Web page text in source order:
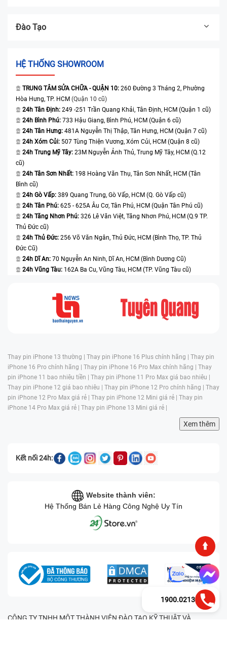
Đào Tạo
HỆ THỐNG SHOWROOM
TRUNG TÂM SỬA CHỮA - QUẬN 10: 260 Đường 3 Tháng 2, Phường
Hòa Hưng, TP. HCM (Quận 10 cũ)
24h Tân Định: 249 -251 Trần Quang Khải, Tân Định, HCM (Quận 1 cũ)
24h Bình Phú: 733 Hậu Giang, Bình Phú, HCM (Quận 6 cũ)
24h Tân Hưng: 481A Nguyễn Thị Thập, Tân Hưng, HCM (Quận 7 cũ)
24h Xóm Củi: 507 Tùng Thiện Vương, Xóm Củi, HCM (Quận 8 cũ)
24h Trung Mỹ Tây: 23M Nguyễn Ảnh Thủ, Trung Mỹ Tây, HCM (Q.12
cũ)
24h Tân Sơn Nhất: 198 Hoàng Văn Thụ, Tân Sơn Nhất, HCM (Tân
Bình cũ)
24h Gò Vấp: 389 Quang Trung, Gò Vấp, HCM (Q. Gò Vấp cũ)
24h Tân Phú: 625 - 625A Âu Cơ, Tân Phú, HCM (Quận Tân Phú cũ)
24h Tăng Nhơn Phú: 326 Lê Văn Việt, Tăng Nhơn Phú, HCM (Q.9 TP.
Thủ Đức cũ)
24h Thủ Đức: 256 Võ Văn Ngân, Thủ Đức, HCM (Bình Thọ, TP. Thủ
Đức Cũ)
24h Dĩ An: 70 Nguyễn An Ninh, Dĩ An, HCM (Bình Dương Cũ)
24h Vũng Tàu: 162A Ba Cu, Vũng Tàu, HCM (TP. Vũng Tàu cũ)
Thay pin iPhone 13 thường | Thay pin iPhone 16 Plus chính hãng | Thay pin
iPhone 16 Pro chính hãng | Thay pin iPhone 16 Pro Max chính hãng | Thay
pin iPhone 11 bao nhiêu tiền | Thay pin iPhone 11 Pro Max giá bao nhiêu |
Thay pin iPhone 12 giá bao nhiêu | Thay pin iPhone 12 Pro chính hãng | Thay
pin iPhone 12 Pro Max giá rẻ | Thay pin iPhone 12 Mini giá rẻ | Thay pin
iPhone 14 Pro Max giá rẻ | Thay pin iPhone 13 Mini giá rẻ |
Xem thêm
Kết nối 24h:
Website thành viên:
Hệ Thống Bán Lẻ Hàng Công Nghệ Uy Tín
CÔNG TY TNHH MỘT THÀNH VIÊN ĐÀO TẠO KỸ THUẬT VÀ
1900.0213